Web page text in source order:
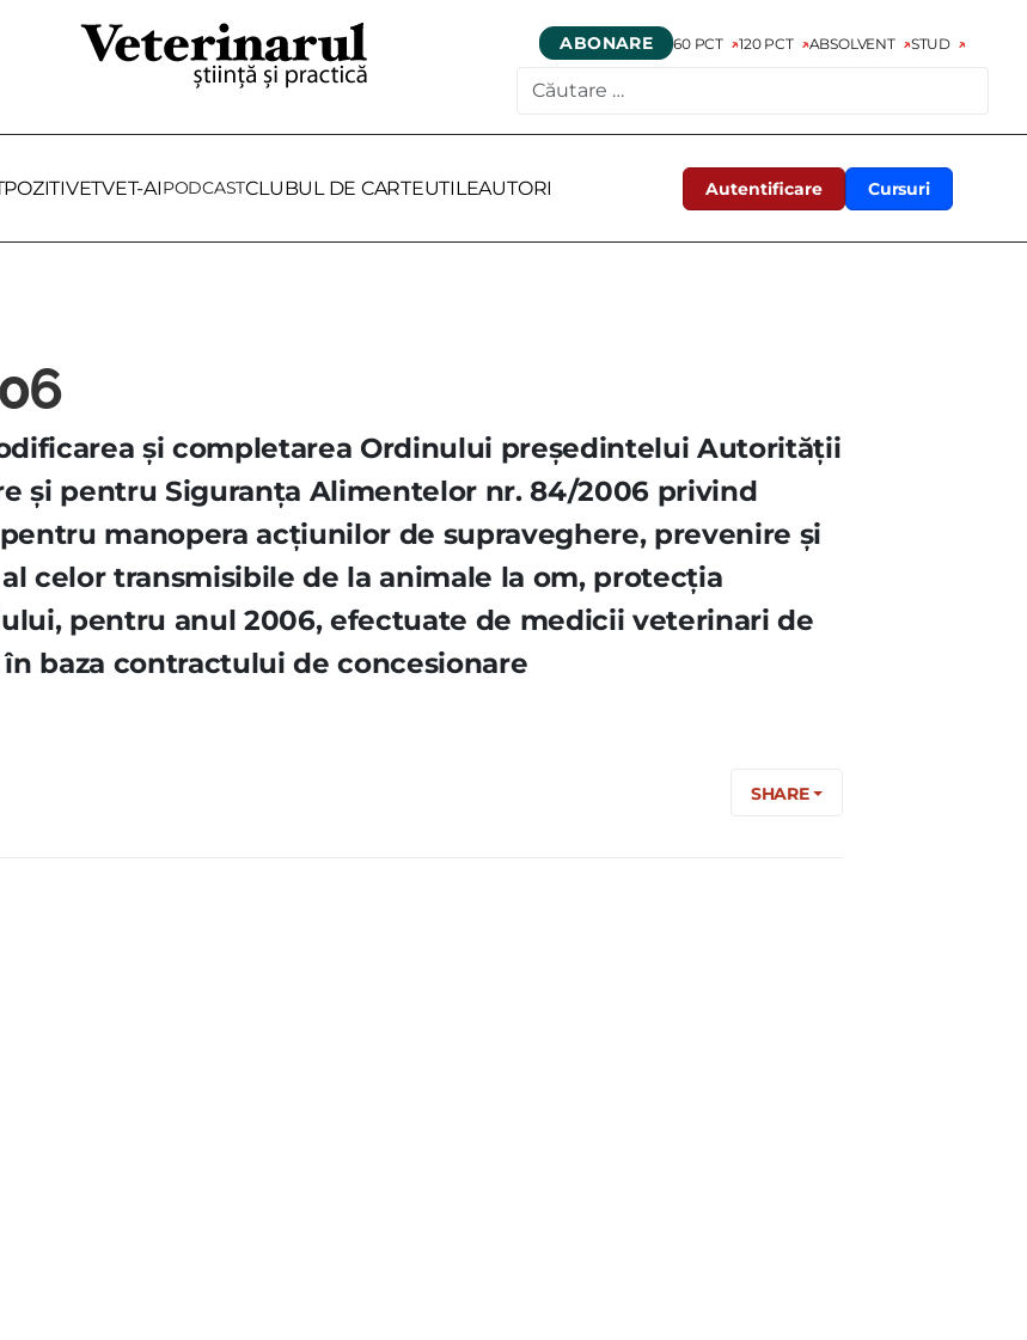
ABONARE 60 PCT 120 PCT ABSOLVENT STUD
Autentificare Cursuri
POZITIVETVET-AIPODCASTCLUBUL DE CARTEUTILEAUTORI
şi completarea Ordinului preşedintelui Autorităţii
şi pentru Siguranţa Alimentelor nr. 84/2006 privind
manopera acţiunilor de supraveghere, prevenire şi
celor transmisibile de la animale la om, protecţia
pentru anul 2006, efectuate de medicii veterinari de
baza contractului de concesionare
SHARE